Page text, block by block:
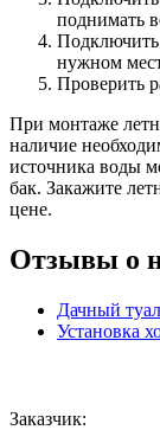
поднимать
нужном
Проверить
При монтаже
наличие
источника воды
бак. Закажите
цене.
Отзывы о
Дачный
Установка
Заказчик: